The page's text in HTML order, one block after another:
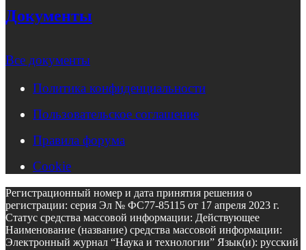
Документы
Все документы
Политика конфиденциальности
Пользовательское соглашение
Правила форума
Cookie
Регистрационный номер и дата принятия решения о
регистрации: серия Эл № ФС77-85115 от 17 апреля 2023 г.
Статус средства массовой информации: Действующее
Наименование (название) средства массовой информации:
Электронный журнал “Наука и технологии” Язык(и): русский